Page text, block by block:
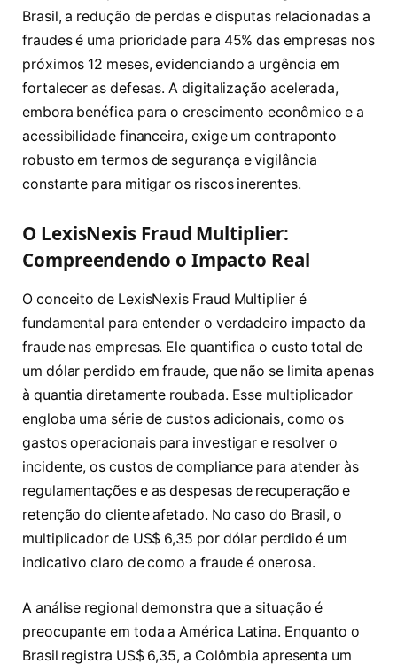
Brasil, a redução de perdas e disputas relacionadas a
fraudes é uma prioridade para 45% das empresas nos
próximos 12 meses, evidenciando a urgência em
fortalecer as defesas. A digitalização acelerada,
embora benéfica para o crescimento econômico e a
acessibilidade financeira, exige um contraponto
robusto em termos de segurança e vigilância
constante para mitigar os riscos inerentes.
O LexisNexis Fraud Multiplier:
Compreendendo o Impacto Real
O conceito de LexisNexis Fraud Multiplier é
fundamental para entender o verdadeiro impacto da
fraude nas empresas. Ele quantifica o custo total de
um dólar perdido em fraude, que não se limita apenas
à quantia diretamente roubada. Esse multiplicador
engloba uma série de custos adicionais, como os
gastos operacionais para investigar e resolver o
incidente, os custos de compliance para atender às
regulamentações e as despesas de recuperação e
retenção do cliente afetado. No caso do Brasil, o
multiplicador de US$ 6,35 por dólar perdido é um
indicativo claro de como a fraude é onerosa.
A análise regional demonstra que a situação é
preocupante em toda a América Latina. Enquanto o
Brasil registra US$ 6,35, a Colômbia apresenta um